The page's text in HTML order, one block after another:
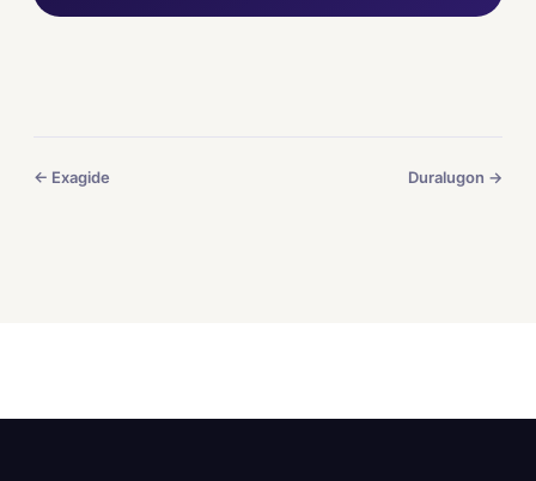
← Exagide Duralugon →